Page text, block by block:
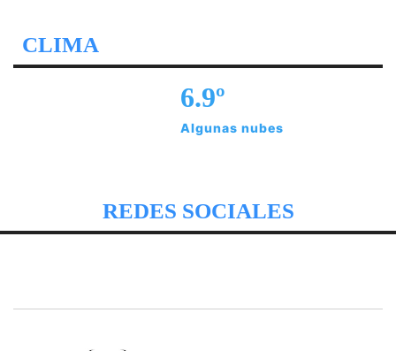
CLIMA
6.9º
Algunas nubes
REDES SOCIALES